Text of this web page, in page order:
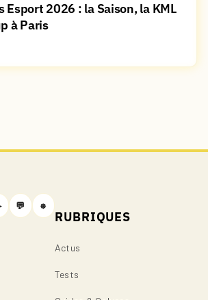
Esport 2026 : la Saison, la KML
à Paris
💬 ⎈
RUBRIQUES
Actus
Tests